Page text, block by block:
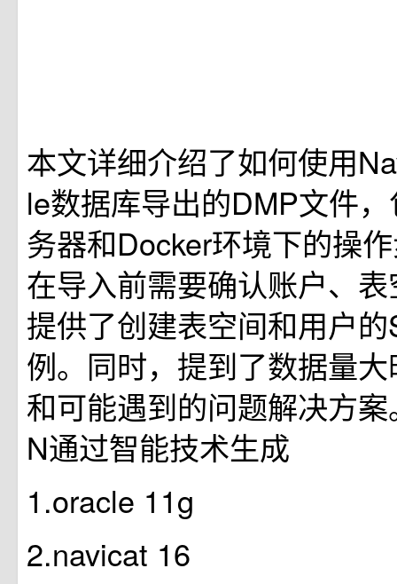
本文详细介绍了如何使用
le数据库导出的DMP文件
务器和Docker环境下的操
在导入前需要确认账户、
提供了创建表空间和用户
例。同时，提到了数据量
和可能遇到的问题解决方
N通过智能技术生成
1.oracle 11g
2.navicat 16